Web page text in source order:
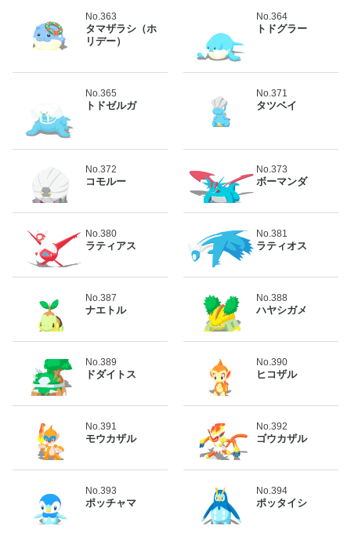
No.363
タマザラシ（ホ
リデー）
No.364
トドグラー
No.365
トドゼルガ
No.371
タツベイ
No.372
コモルー
No.373
ボーマンダ
No.380
ラティアス
No.381
ラティオス
No.387
ナエトル
No.388
ハヤシガメ
No.389
ドダイトス
No.390
ヒコザル
No.391
モウカザル
No.392
ゴウカザル
No.393
ポッチャマ
No.394
ポッタイシ